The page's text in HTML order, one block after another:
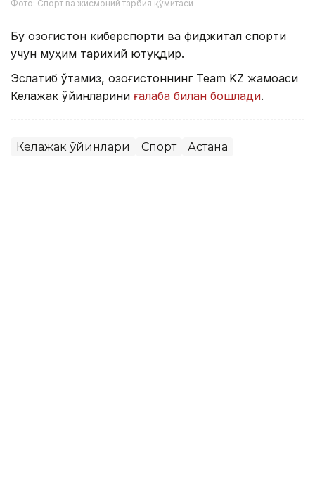
Фото: Спорт ва жисмоний тарбия қўмитаси
Бу Қозоғистон киберспорти ва фиджитал спорти
учун муҳим тарихий ютуқдир.
Эслатиб ўтамиз, Қозоғистоннинг Team KZ жамоаси
Келажак ўйинларини ғалаба билан бошлади.
Келажак ўйинлари Спорт Астана